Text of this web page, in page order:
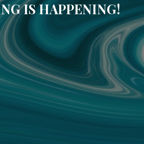
IS HAPPENING!